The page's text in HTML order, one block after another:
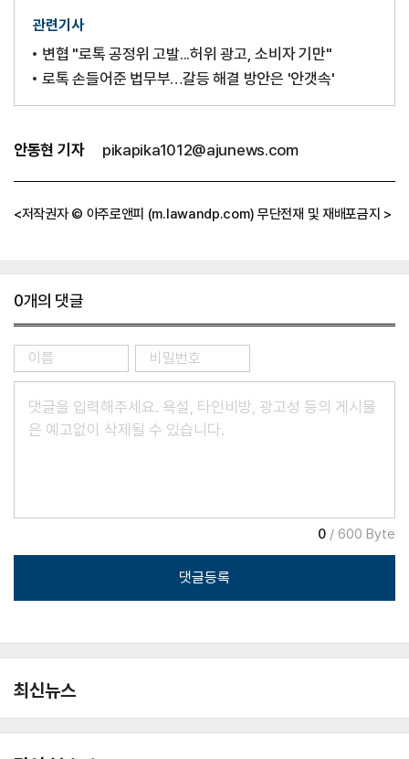
관련기사
변협 "로톡 공정위 고발...허위 광고, 소비자 기만"
로톡 손들어준 법무부…갈등 해결 방안은 '안갯속'
기
정
안동현 기자 pikapika1012@ajunews.com
<저작권자 © 아주로앤피 (m.lawandp.com) 무단전재 및 재배포금지 >
0개의 댓글
0 / 600 Byte
댓글등록
최신뉴스